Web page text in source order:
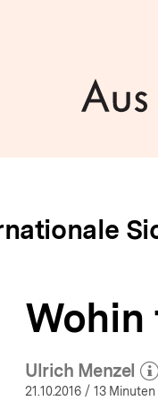
Wohin
Ulrich Menzel
(Mehr
21.10.2016 / 13